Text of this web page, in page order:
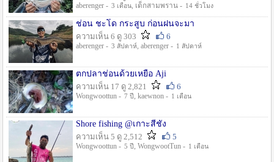
aberenger - 3 เดือน, เด็กสามพราน - 14 ชั่วโมง
ช่อน ชะโด กระสูบ ก่อนฝนจะมา
ความเห็น 6 ดู 303
6
aberenger - 3 สัปดาห์, aberenger - 1 สัปดาห์
ตกปลาช่อนด้วยเหยื่อ Aji
ความเห็น 17 ดู 2,821
6
Wongwoottun - 7 ปี , kaewnon - 1 เดือน
Shore fishing @เกาะสีชัง
ความเห็น 5 ดู 2,512
5
Wongwoottun - 5 ปี , WongwootTun - 1 เดือน